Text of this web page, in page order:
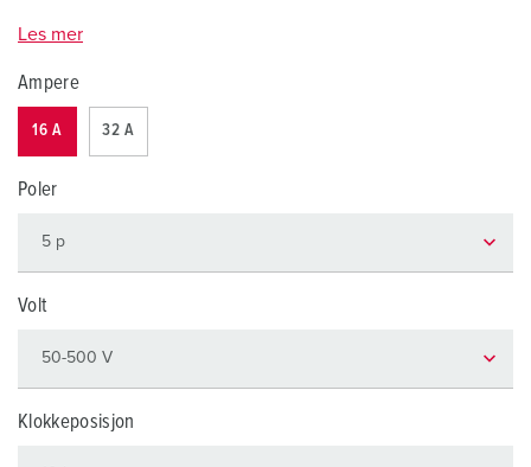
Les mer
Ampere
16 A 32 A
Poler
Volt
Klokkeposisjon